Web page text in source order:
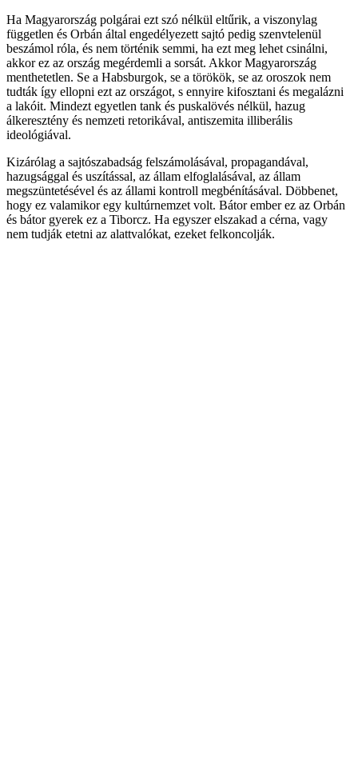
Ha Magyarország polgárai ezt szó nélkül eltűrik, a viszonylag
független és Orbán által engedélyezett sajtó pedig szenvtelenül
beszámol róla, és nem történik semmi, ha ezt meg lehet csinálni,
akkor ez az ország megérdemli a sorsát. Akkor Magyarország
menthetetlen. Se a Habsburgok, se a törökök, se az oroszok nem
tudták így ellopni ezt az országot, s ennyire kifosztani és megalázni
a lakóit. Mindezt egyetlen tank és puskalövés nélkül, hazug
álkeresztény és nemzeti retorikával, antiszemita illiberális
ideológiával.
Kizárólag a sajtószabadság felszámolásával, propagandával,
hazugsággal és uszítással, az állam elfoglalásával, az állam
megszüntetésével és az állami kontroll megbénításával. Döbbenet,
hogy ez valamikor egy kultúrnemzet volt. Bátor ember ez az Orbán
és bátor gyerek ez a Tiborcz. Ha egyszer elszakad a cérna, vagy
nem tudják etetni az alattvalókat, ezeket felkoncolják.